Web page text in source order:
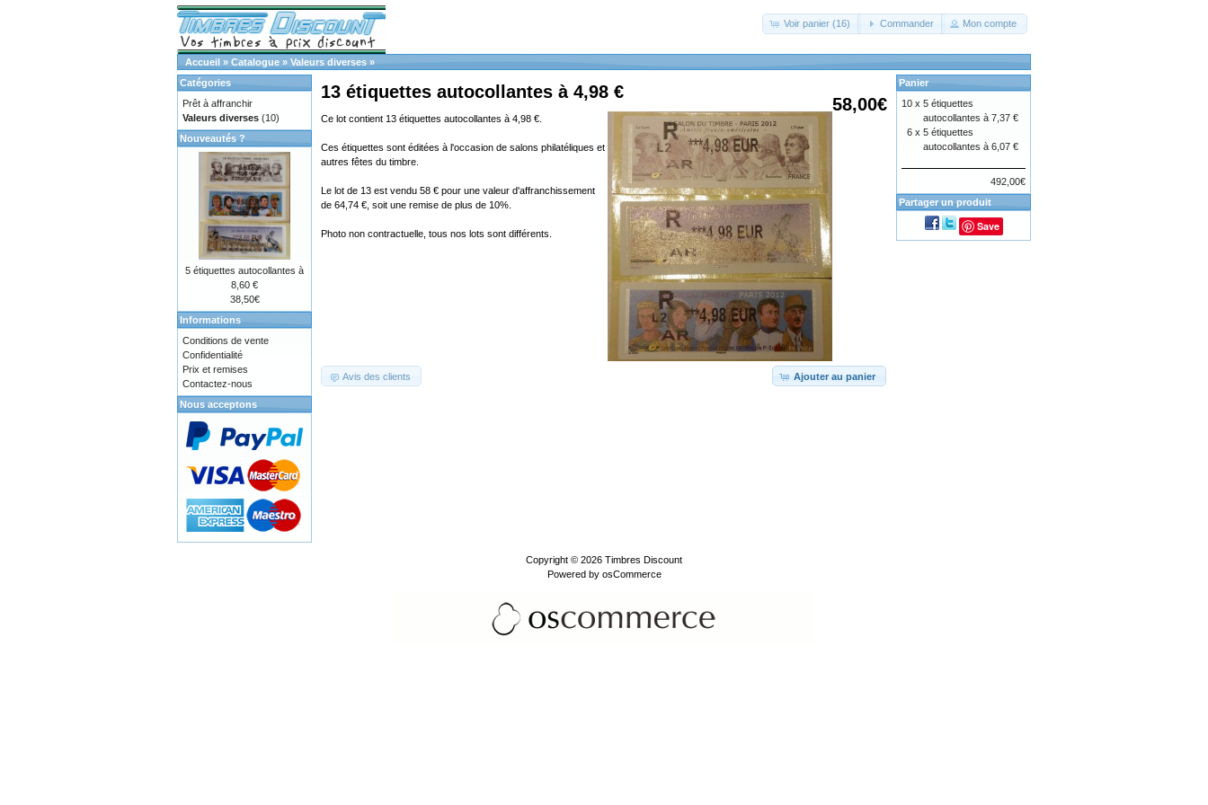
Voir panier (16) Commander Mon compte
Accueil » Catalogue » Valeurs diverses »
58,00€
13 étiquettes autocollantes à 4,98 €
Ce lot contient 13 étiquettes autocollantes à 4,98 €.
Ces étiquettes sont éditées à l'occasion de salons philatéliques et
autres fêtes du timbre.
Le lot de 13 est vendu 58 € pour une valeur d'affranchissement
de 64,74 €, soit une remise de plus de 10%.
Photo non contractuelle, tous nos lots sont différents.
Ajouter au panier
Avis des clients
Catégories
Prêt à affranchir
Valeurs diverses (10)
Nouveautés ?
5 étiquettes autocollantes à
8,60 €
38,50€
Informations
Conditions de vente
Confidentialité
Prix et remises
Contactez-nous
Nous acceptons
Panier
10 x 5 étiquettes
autocollantes à 7,37 €
6 x 5 étiquettes
autocollantes à 6,07 €
492,00€
Partager un produit
Save
Copyright © 2026 Timbres Discount
Powered by osCommerce